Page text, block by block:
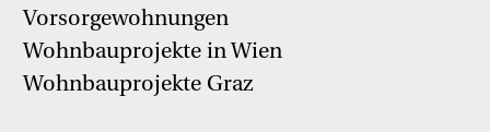
Vorsorgewohnungen
Wohnbauprojekte in Wien
Wohnbauprojekte Graz